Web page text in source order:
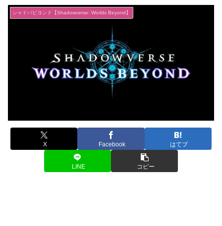
シャドバビヨンド【Shadowverse: Worlds Beyond】
X Facebook はてブ
LINE コピー